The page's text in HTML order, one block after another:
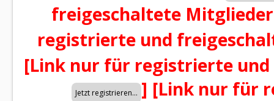
freigeschaltete
registrierte und
[Link nur für registrierte
] [Link nur für